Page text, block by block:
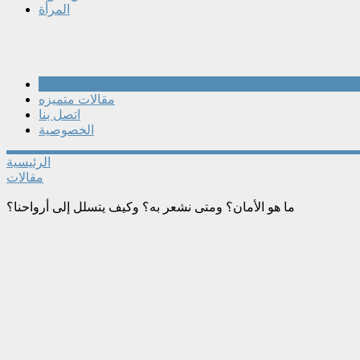
المرأة
مقالات متميزه
اتصل بنا
الخصوصية
الرئيسية
مقالات
ما هو الأمان؟ ومتى نشعر به؟ وكيف يتسلل إلى أرواحنا؟